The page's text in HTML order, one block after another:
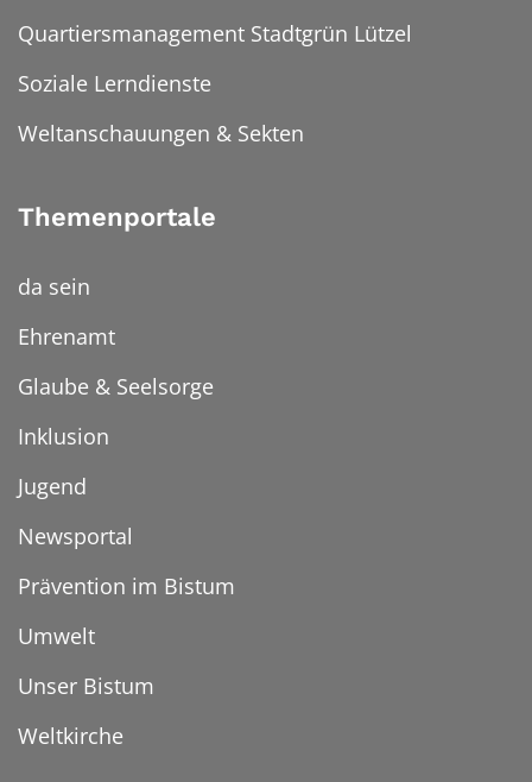
Quartiersmanagement Stadtgrün Lützel
Soziale Lerndienste
Weltanschauungen & Sekten
Themenportale
da sein
Ehrenamt
Glaube & Seelsorge
Inklusion
Jugend
Newsportal
Prävention im Bistum
Umwelt
Unser Bistum
Weltkirche